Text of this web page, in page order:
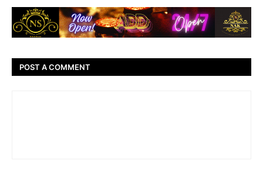
POST A COMMENT